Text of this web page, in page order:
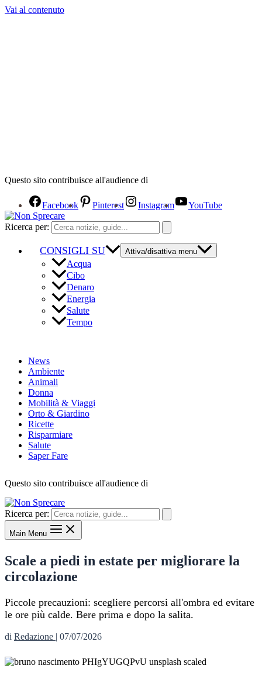
Vai al contenuto
Questo sito contribuisce all'audience di
Facebook Pinterest Instagram YouTube
Ricerca per:
CONSIGLI SU Attiva/disattiva menu
Acqua
Cibo
Denaro
Energia
Salute
Tempo
News
Ambiente
Animali
Donna
Mobilità & Viaggi
Orto & Giardino
Ricette
Risparmiare
Salute
Saper Fare
Questo sito contribuisce all'audience di
Ricerca per:
Main Menu
Scale a piedi in estate per migliorare la
circolazione
Piccole precauzioni: scegliere percorsi all'ombra ed evitare
le ore più calde. Bere prima e dopo la salita.
di Redazione | 07/07/2026